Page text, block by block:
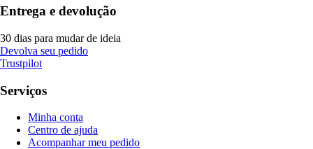
Entrega e devolução
30 dias para mudar de ideia
Devolva seu pedido
Trustpilot
Serviços
Minha conta
Centro de ajuda
Acompanhar meu pedido